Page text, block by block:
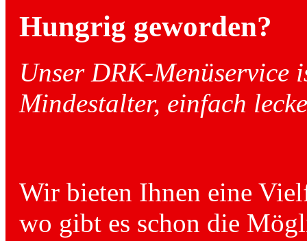
Hungrig geworden?
Unser DRK-Menüservice
Mindestalter, einfach
Wir bieten Ihnen eine
wo gibt es schon die